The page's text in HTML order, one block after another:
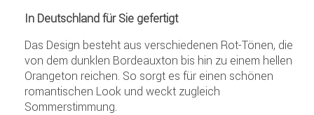
In Deutschland für Sie gefertigt
Das Design besteht aus verschiedenen Rot-Tönen, die
von dem dunklen Bordeauxton bis hin zu einem hellen
Orangeton reichen. So sorgt es für einen schönen
romantischen Look und weckt zugleich
Sommerstimmung.